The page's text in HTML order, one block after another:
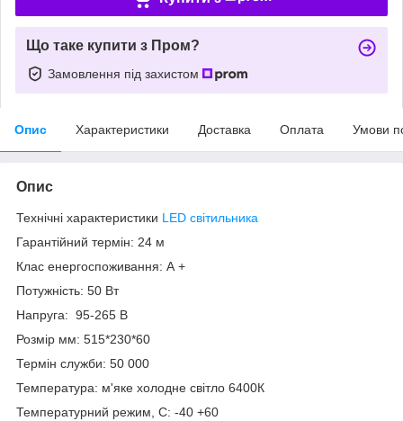
Що таке купити з Пром?
Замовлення під захистом
Опис Характеристики Доставка Оплата Умови
Опис
Технічні характеристики LED світильника
Гарантійний термін: 24 м
Клас енергоспоживання: А +
Потужність: 50 Вт
Напруга: 95-265 В
Розмір мм: 515*230*60
Термін служби: 50 000
Температура: м'яке холодне світло 6400К
Температурний режим, С: -40 +60